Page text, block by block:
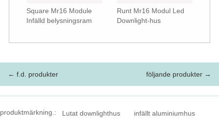
Square Mr16 Module
Infälld belysningsram
Runt Mr16 Modul Led
Downlight-hus
← f.d. produkter följande produkter →
produktmärkning.: Lutat downlighthus
infällt aluminiumhus